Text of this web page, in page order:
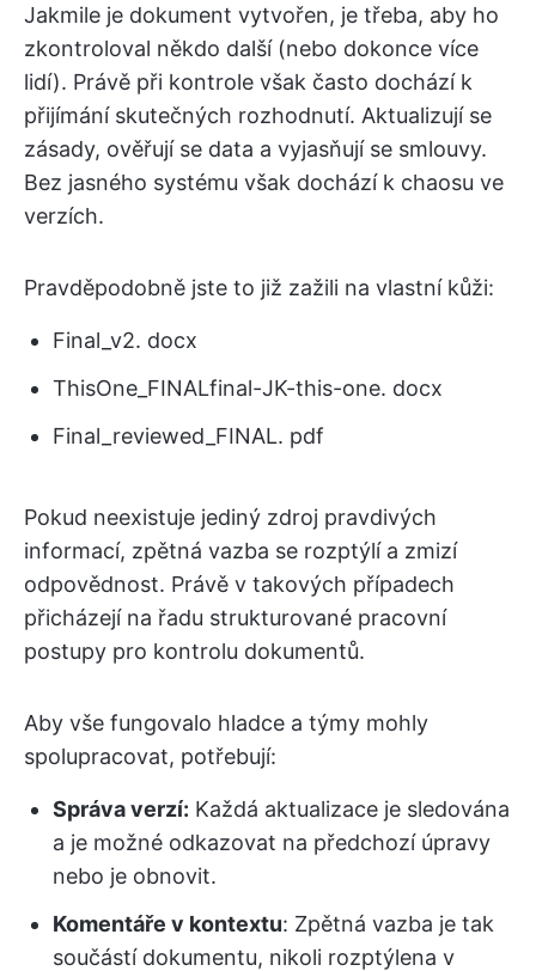
Jakmile je dokument vytvořen, je třeba, aby ho
zkontroloval někdo další (nebo dokonce více
lidí). Právě při kontrole však často dochází k
přijímání skutečných rozhodnutí. Aktualizují se
zásady, ověřují se data a vyjasňují se smlouvy.
Bez jasného systému však dochází k chaosu ve
verzích.
Pravděpodobně jste to již zažili na vlastní kůži:
Final_v2. docx
ThisOne_FINALfinal-JK-this-one. docx
Final_reviewed_FINAL. pdf
Pokud neexistuje jediný zdroj pravdivých
informací, zpětná vazba se rozptýlí a zmizí
odpovědnost. Právě v takových případech
přicházejí na řadu strukturované pracovní
postupy pro kontrolu dokumentů.
Aby vše fungovalo hladce a týmy mohly
spolupracovat, potřebují:
Správa verzí: Každá aktualizace je sledována
a je možné odkazovat na předchozí úpravy
nebo je obnovit.
Komentáře v kontextu: Zpětná vazba je tak
součástí dokumentu, nikoli rozptýlena v